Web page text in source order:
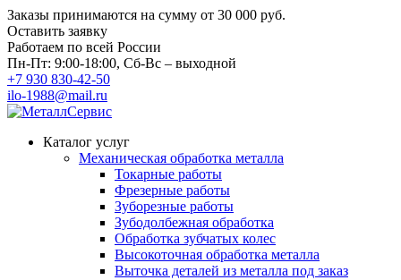
Заказы принимаются на сумму от 30 000 руб.
Оставить заявку
Работаем по всей России
Пн-Пт: 9:00-18:00, Сб-Вс – выходной
+7 930 830-42-50
ilo-1988@mail.ru
Каталог услуг
Механическая обработка металла
Токарные работы
Фрезерные работы
Зуборезные работы
Зубодолбежная обработка
Обработка зубчатых колес
Высокоточная обработка металла
Выточка деталей из металла под заказ